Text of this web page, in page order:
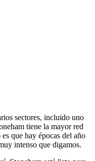
sectores, incluido uno
tiene la mayor red
que hay épocas del año
intenso que digamos.